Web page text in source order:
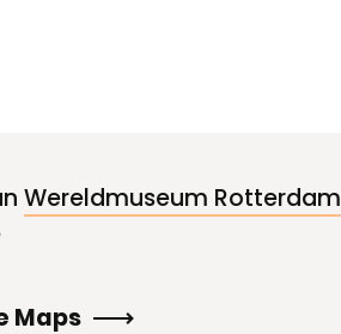
Wereldmuseum Rotterdam
Maps